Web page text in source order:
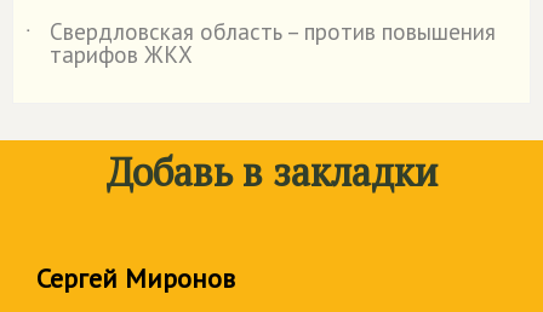
˙
Свердловская область – против повышения
тарифов ЖКХ
Добавь в закладки
Сергей Миронов